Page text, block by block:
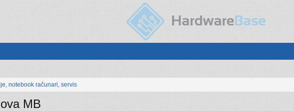
notebook računari, servis
MB